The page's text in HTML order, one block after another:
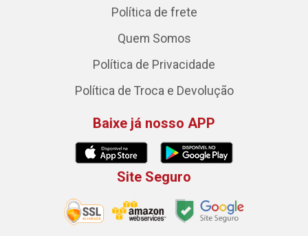
Política de frete
Quem Somos
Política de Privacidade
Política de Troca e Devolução
Baixe já nosso APP
Site Seguro